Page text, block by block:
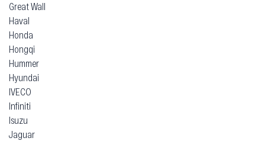
Great Wall
Haval
Honda
Hongqi
Hummer
Hyundai
IVECO
Infiniti
Isuzu
Jaguar